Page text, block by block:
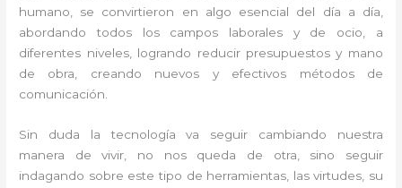
humano, se convirtieron en algo esencial del día a día,
abordando todos los campos laborales y de ocio, a
diferentes niveles, logrando reducir presupuestos y mano
de obra, creando nuevos y efectivos métodos de
comunicación.
Sin duda la tecnología va seguir cambiando nuestra
manera de vivir, no nos queda de otra, sino seguir
indagando sobre este tipo de herramientas, las virtudes, su